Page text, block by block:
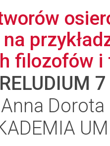
filozofów i
7